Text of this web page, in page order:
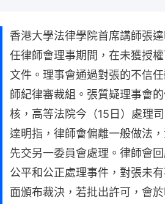
香港大學法律學院首席講師張
任律師會理事期間，在未獲授
文件。理事會通過對張的不信
師紀律審裁組。張質疑理事會
核，高等法院今（15日）處理
達明指，律師會偏離一般做法
先交另一委員會處理。律師會
公平和公正處理事件，對張未
面頒布裁決，若批出許可，會